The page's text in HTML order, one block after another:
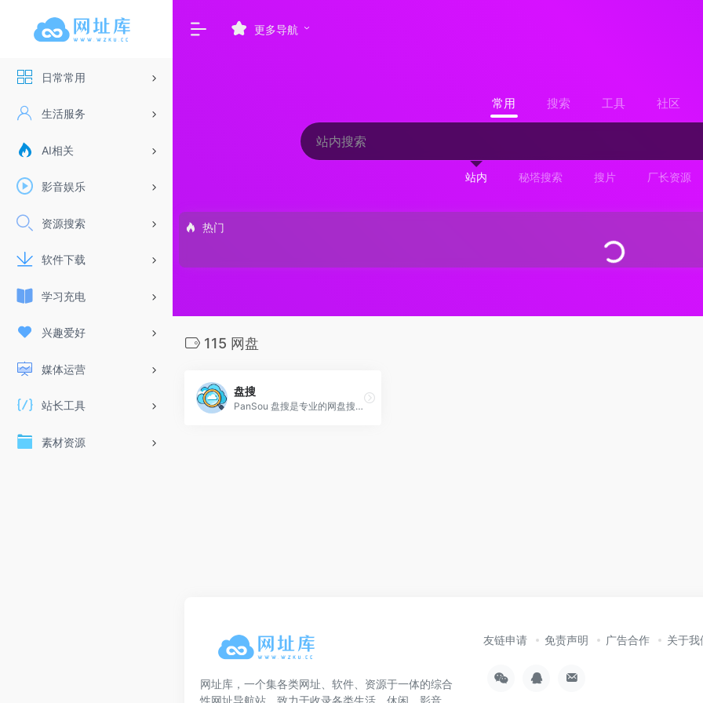
日常常用
生活服务
AI相关
影音娱乐
资源搜索
软件下载
学习充电
兴趣爱好
媒体运营
站长工具
素材资源
更多导航
常用 搜索 工具 社区
站内 秘塔搜索 搜片 厂长资源
热门
115 网盘
盘搜
PanSou 盘搜是专业的网盘搜索引擎，聚合阿里云盘、夸克、百度网盘、115、迅雷等平台数据，智能去重与实时检索各类公开分享资源；支持关键词搜索、来源筛选与并发加速，免费、快速、无广告，帮你高效发现优质网盘链接与文件，覆盖影视、学习资料、软件、音乐、电子书等多种类型。
网址库，一个集各类网址、软件、资源于一体的综合
性网址导航站，致力于收录各类生活、休闲、影音、
友链申请 免责声明 广告合作 关于我